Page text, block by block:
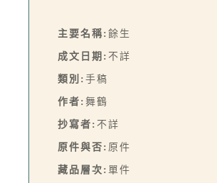
主要名稱: 餘生
成文日期: 不詳
類別: 手稿
作者: 舞鶴
抄寫者: 不詳
原件與否: 原件
藏品層次: 單件